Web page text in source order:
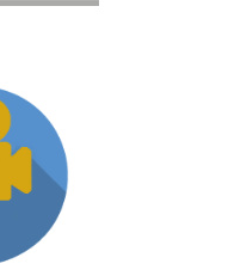
XR
con un equipo
en la creación de
y de XR.